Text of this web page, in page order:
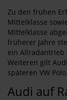
Zu den frühen
Mittelklasse
Mittelklasse
früherer Jahre
ein Allradantrieb
Weiteren gilt
späteren VW Polo.
Audi auf